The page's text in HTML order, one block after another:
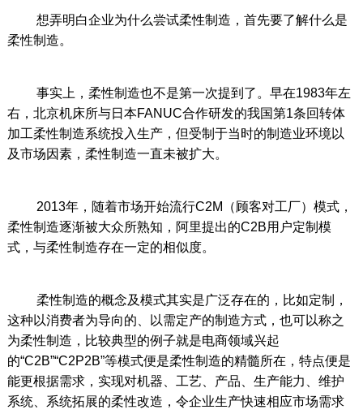
想弄明白企业为什么尝试柔性制造，首先要了解什么是
柔性制造。
事实上，柔性制造也不是第一次提到了。早在1983年左
右，北京机床所与日本FANUC合作研发的我国第1条回转体
加工柔性制造系统投入生产，但受制于当时的制造业环境以
及市场因素，柔性制造一直未被扩大。
2013年，随着市场开始流行C2M（顾客对工厂）模式，
柔性制造逐渐被大众所熟知，阿里提出的C2B用户定制模
式，与柔性制造存在一定的相似度。
柔性制造的概念及模式其实是广泛存在的，比如定制，
这种以消费者为导向的、以需定产的制造方式，也可以称之
为柔性制造，比较典型的例子就是电商领域兴起
的“C2B”“C2P2B”等模式便是柔性制造的精髓所在，特点便是
能更根据需求，实现对机器、工艺、产品、生产能力、维护
系统、系统拓展的柔性改造，令企业生产快速相应市场需求